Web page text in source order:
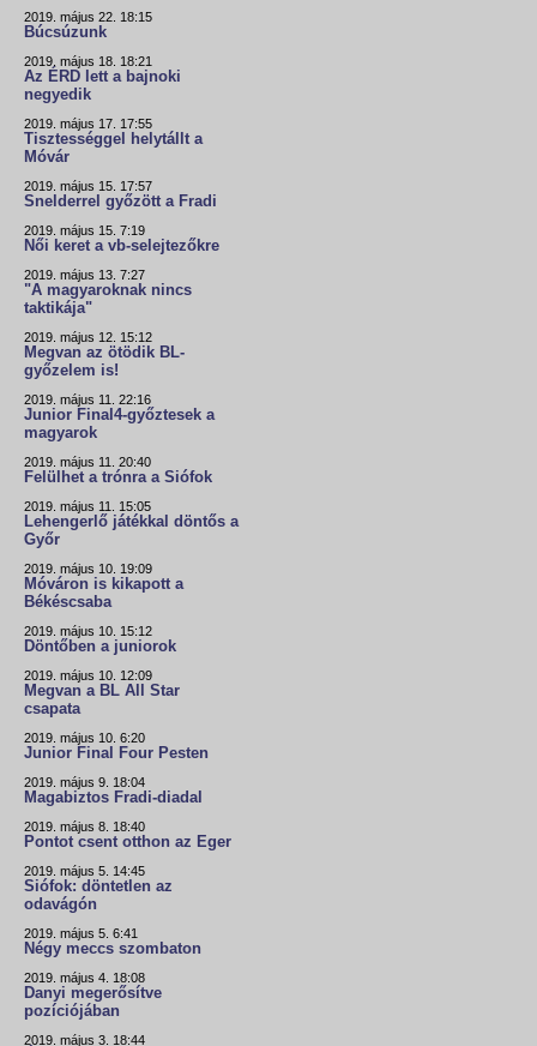
2019. május 22. 18:15
Búcsúzunk
2019. május 18. 18:21
Az ÉRD lett a bajnoki
negyedik
2019. május 17. 17:55
Tisztességgel helytállt a
Móvár
2019. május 15. 17:57
Snelderrel győzött a Fradi
2019. május 15. 7:19
Női keret a vb-selejtezőkre
2019. május 13. 7:27
"A magyaroknak nincs
taktikája"
2019. május 12. 15:12
Megvan az ötödik BL-
győzelem is!
2019. május 11. 22:16
Junior Final4-győztesek a
magyarok
2019. május 11. 20:40
Felülhet a trónra a Siófok
2019. május 11. 15:05
Lehengerlő játékkal döntős a
Győr
2019. május 10. 19:09
Móváron is kikapott a
Békéscsaba
2019. május 10. 15:12
Döntőben a juniorok
2019. május 10. 12:09
Megvan a BL All Star
csapata
2019. május 10. 6:20
Junior Final Four Pesten
2019. május 9. 18:04
Magabiztos Fradi-diadal
2019. május 8. 18:40
Pontot csent otthon az Eger
2019. május 5. 14:45
Siófok: döntetlen az
odavágón
2019. május 5. 6:41
Négy meccs szombaton
2019. május 4. 18:08
Danyi megerősítve
pozíciójában
2019. május 3. 18:44